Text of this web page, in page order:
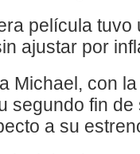
película
ajustar por
Michael, con
segundo fin
a su